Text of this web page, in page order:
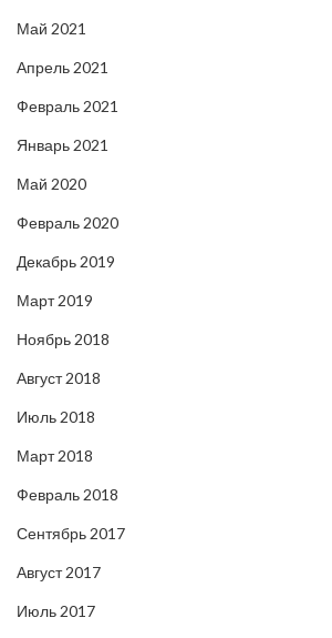
Май 2021
Апрель 2021
Февраль 2021
Январь 2021
Май 2020
Февраль 2020
Декабрь 2019
Март 2019
Ноябрь 2018
Август 2018
Июль 2018
Март 2018
Февраль 2018
Сентябрь 2017
Август 2017
Июль 2017